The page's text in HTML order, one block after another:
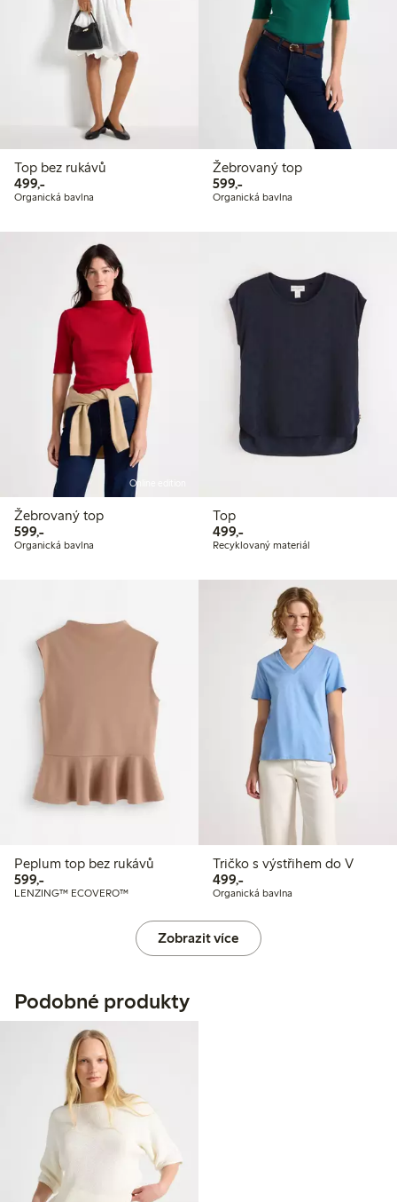
Top bez rukávů
499,-499,00 Kč
Organická bavlna
Žebrovaný top
599,-599,00 Kč
Organická bavlna
Online edition
Žebrovaný top
599,-599,00 Kč
Organická bavlna
Top
499,-499,00 Kč
Recyklovaný materiál
Peplum top bez rukávů
599,-599,00 Kč
LENZING™ ECOVERO™
Tričko s výstřihem do V
499,-499,00 Kč
Organická bavlna
Zobrazit více
Podobné produkty